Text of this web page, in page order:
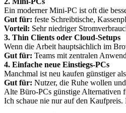
Ein moderner Mini-PC ist oft die
Gut für: feste Schreibtische,
Vorteil: Sehr niedriger
3. Thin Clients oder Cloud-Setups
Wenn die Arbeit hauptsächlich im
Gut für: Teams mit zentralen
4. Einfache neue Einstiegs-PCs
Manchmal ist neu kaufen günstiger
Gut für: Nutzer, die Ruhe wollen
Alte Büro-PCs günstige Alternativen
Ich schaue nie nur auf den Kaufpreis.